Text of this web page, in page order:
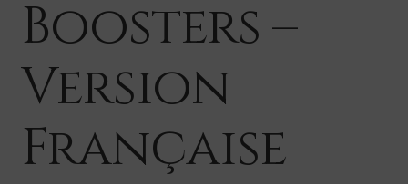
Boosters –
Version
Française